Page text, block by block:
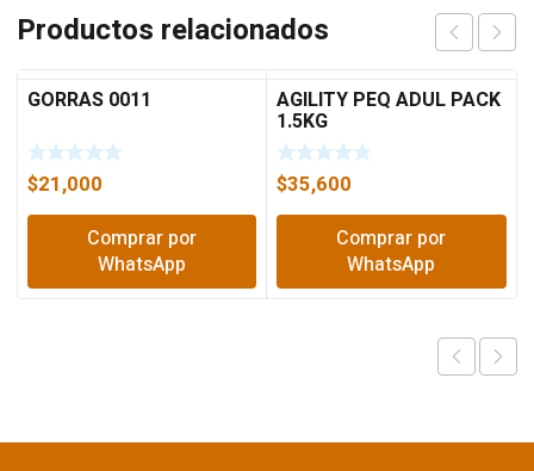
Productos relacionados
GORRAS 0011
$21,000
Comprar por
WhatsApp
AGILITY PEQ ADUL PACK
1.5KG
$35,600
Comprar por
WhatsApp